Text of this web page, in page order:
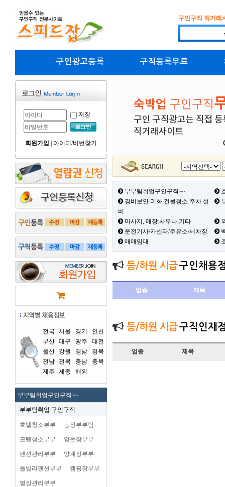
구인구직 직거래
구인광고등록 구직등록무료
저장
회원가입 아이디/비번찾기
전국 서울 경기
인천
부산 대구 광주
대전
울산
강원 경남
경북
전남
전북 충남
충북
제주
세종 해외
부부팀취업구인구직~~
부부팀취업 구인구직
호텔청소부부 농장부부팀
모텔청소부부 양돈장부부
펜션관리부부 양계장부부
플빌라펜션부부 캠핑장부부
별장관리부부
부부팀취업구인구직~~
경비보안.미화.건물청소.주차.설
비
마사지, 매장.사우나,기타
운전기사/카센타/주유소/세차장
매매임대
등/하원 시급구인채용
업종 제목
등/하원 시급구직인재
업종 제목